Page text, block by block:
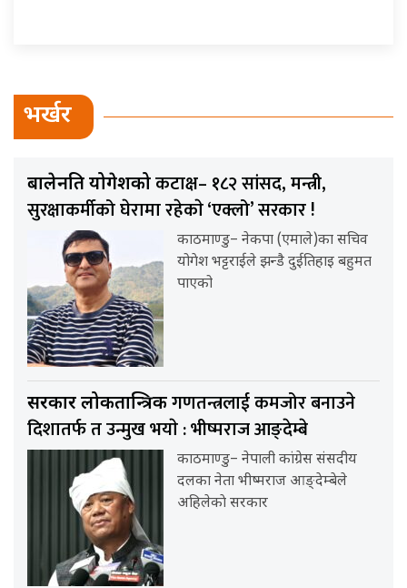
भर्खर
बालेनप्रति योगेशकोकटाक्ष– १८२ सांसद, मन्त्री,
सुरक्षाकर्मीको घेरामा रहेकाे ‘एक्लो’ सरकार !
काठमाण्डु– नेकपा (एमाले)का सचिव
योगेश भट्टराईले झन्डै दुईतिहाइ बहुमत
पाएको
सरकार लोकतान्त्रिकगणतन्त्रलाई कमजोर बनाउने
दिशातर्फ त उन्मुख भयाे : भीष्मराज आङ्देम्बे
काठमाण्डु– नेपाली कांग्रेस संसदीय
दलका नेता भीष्मराज आङ्देम्बेले
अहिलेकाे सरकार